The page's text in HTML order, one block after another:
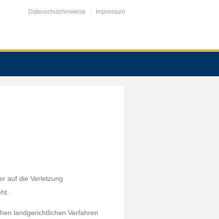
Datenschutzhinweise Impressum
auf die Verletzung
landgerichtlichen Verfahren